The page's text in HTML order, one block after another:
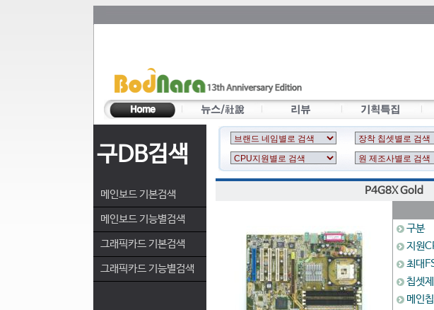
구DB검색
메인보드 기본검색
메인보드 기능별검색
그래픽카드 기본검색
그래픽카드 기능별검색
P4G8X Gold
구분
지원
최대
칩셋
메인